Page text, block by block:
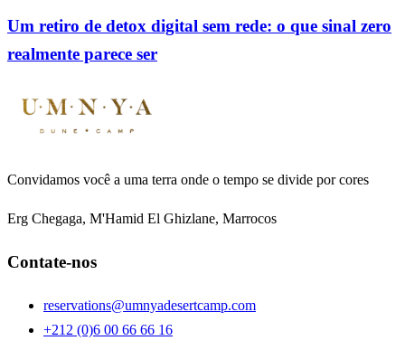
Um retiro de detox digital sem rede: o que sinal zero
realmente parece ser
Convidamos você a uma terra onde o tempo se divide por cores
Erg Chegaga, M'Hamid El Ghizlane, Marrocos
Contate-nos
reservations@umnyadesertcamp.com
+212 (0)6 00 66 66 16